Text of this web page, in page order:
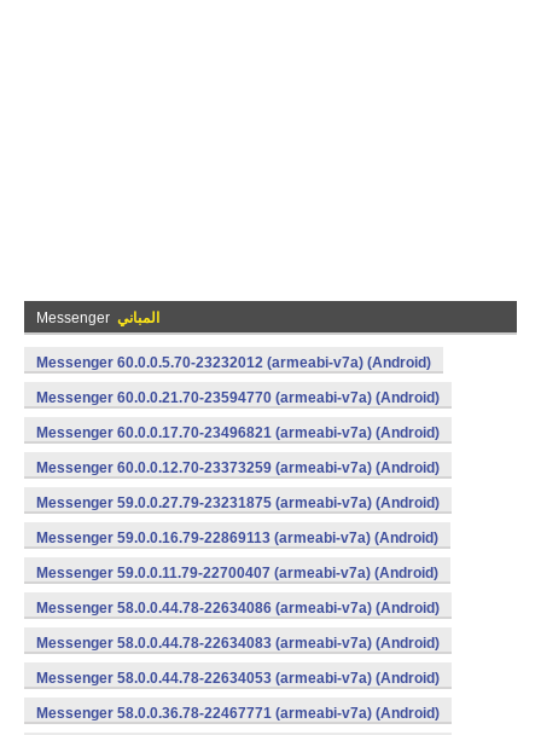
Messenger المباني
Messenger 60.0.0.5.70-23232012 (armeabi-v7a) (Android)
Messenger 60.0.0.21.70-23594770 (armeabi-v7a) (Android)
Messenger 60.0.0.17.70-23496821 (armeabi-v7a) (Android)
Messenger 60.0.0.12.70-23373259 (armeabi-v7a) (Android)
Messenger 59.0.0.27.79-23231875 (armeabi-v7a) (Android)
Messenger 59.0.0.16.79-22869113 (armeabi-v7a) (Android)
Messenger 59.0.0.11.79-22700407 (armeabi-v7a) (Android)
Messenger 58.0.0.44.78-22634086 (armeabi-v7a) (Android)
Messenger 58.0.0.44.78-22634083 (armeabi-v7a) (Android)
Messenger 58.0.0.44.78-22634053 (armeabi-v7a) (Android)
Messenger 58.0.0.36.78-22467771 (armeabi-v7a) (Android)